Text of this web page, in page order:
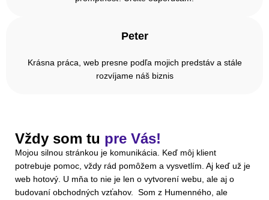
Peter
Krásna práca, web presne podľa mojich predstáv a stále
rozvíjame náš biznis
Vždy som tu pre Vás!
Mojou silnou stránkou je komunikácia. Keď môj klient
potrebuje pomoc, vždy rád pomôžem a vysvetlím. Aj keď už je
web hotový. U mňa to nie je len o vytvorení webu, ale aj o
budovaní obchodných vzťahov. Som z Humenného, ale